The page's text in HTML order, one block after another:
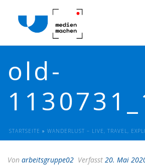
old-
STARTSEITE » WANDERLUST – LIVE, TRAVEL,
Von arbeitsgruppe02 Verfasst 20. Mai